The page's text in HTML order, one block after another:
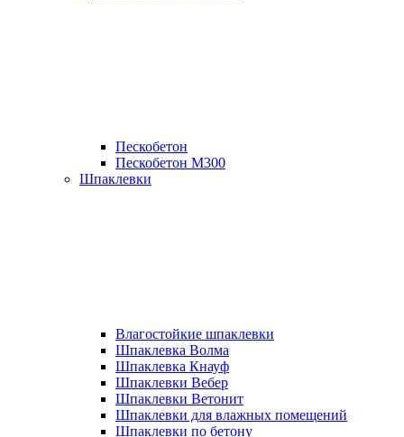
Пескобетон
Пескобетон М300
Шпаклевки
Влагостойкие шпаклевки
Шпаклевка Волма
Шпаклевка Кнауф
Шпаклевки Вебер
Шпаклевки Ветонит
Шпаклевки для влажных помещений
Шпаклевки по бетону